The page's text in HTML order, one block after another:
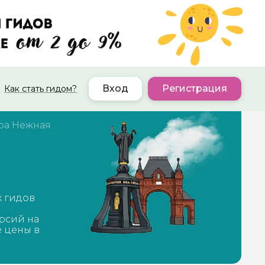
Как стать гидом? Вход Регистрация
Нежная
гидов
на
цены в